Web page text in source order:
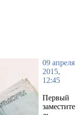
09 апреля
2015,
12:45
Первый
заместите